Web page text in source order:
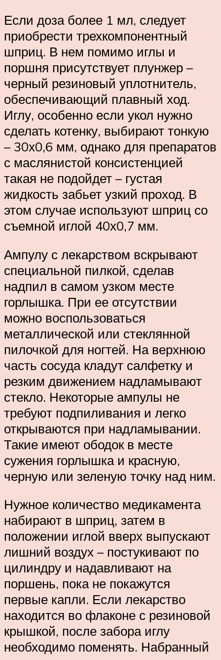
Если доза более 1 мл, следует
приобрести трехкомпонентный
шприц. В нем помимо иглы и
поршня присутствует плунжер –
черный резиновый уплотнитель,
обеспечивающий плавный ход.
Иглу, особенно если укол нужно
сделать котенку, выбирают тонкую
– 30х0,6 мм, однако для препаратов
с маслянистой консистенцией
такая не подойдет – густая
жидкость забьет узкий проход. В
этом случае используют шприц со
съемной иглой 40х0,7 мм.
Ампулу с лекарством вскрывают
специальной пилкой, сделав
надпил в самом узком месте
горлышка. При ее отсутствии
можно воспользоваться
металлической или стеклянной
пилочкой для ногтей. На верхнюю
часть сосуда кладут салфетку и
резким движением надламывают
стекло. Некоторые ампулы не
требуют подпиливания и легко
открываются при надламывании.
Такие имеют ободок в месте
сужения горлышка и красную,
черную или зеленую точку над ним.
Нужное количество медикамента
набирают в шприц, затем в
положении иглой вверх выпускают
лишний воздух – постукивают по
цилиндру и надавливают на
поршень, пока не покажутся
первые капли. Если лекарство
находится во флаконе с резиновой
крышкой, после забора иглу
необходимо поменять. Набранный